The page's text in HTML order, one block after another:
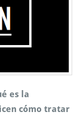
es la
cómo tratar